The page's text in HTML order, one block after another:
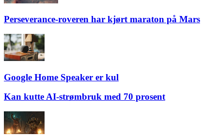
Perseverance-roveren har kjørt maraton på Mars
Google Home Speaker er kul
Kan kutte AI-strømbruk med 70 prosent